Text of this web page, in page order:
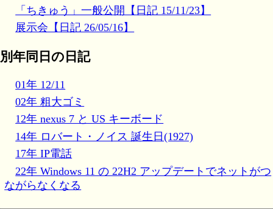
「ちきゅう」一般公開【日記 15/11/23】
展示会【日記 26/05/16】
別年同日の日記
01年 12/11
02年 粗大ゴミ
12年 nexus 7 と US キーボード
14年 ロバート・ノイス 誕生日(1927)
17年 IP電話
22年 Windows 11 の 22H2 アップデートでネットがつ
ながらなくなる